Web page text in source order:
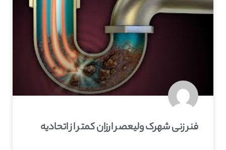
فنر زنی شهرک ولیعصر ارزان کمتر از اتحادیه